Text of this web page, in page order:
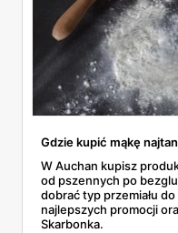
Gdzie kupić mąkę
W Auchan kupisz
od pszennych po
dobrać typ przemiału
najlepszych promocji
Skarbonka.